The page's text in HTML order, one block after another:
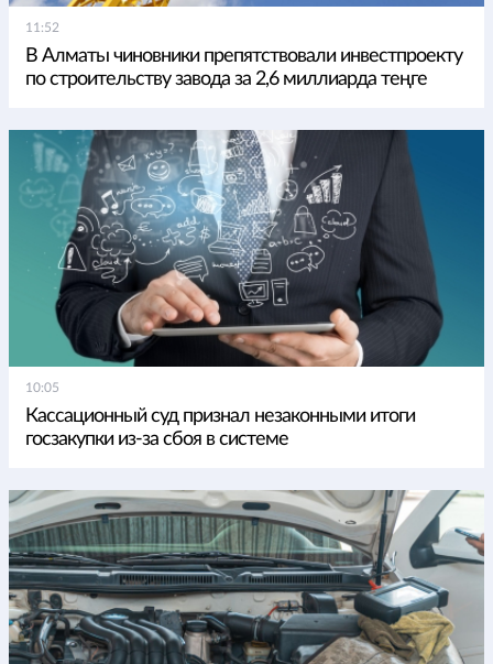
11:52
В Алматы чиновники препятствовали инвестпроекту
по строительству завода за 2,6 миллиарда теңге
10:05
Кассационный суд признал незаконными итоги
госзакупки из-за сбоя в системе